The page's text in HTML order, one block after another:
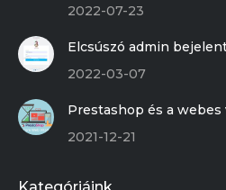
2022-07-23
Elcsúszó admin
2022-03-07
Prestashop és a
2021-12-21